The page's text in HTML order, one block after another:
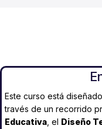
Este curso está
través de un recorrido
Educativa , el Diseño